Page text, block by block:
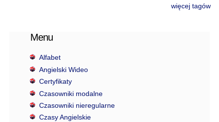
więcej tagów
Menu
Alfabet
Angielski Wideo
Certyfikaty
Czasowniki modalne
Czasowniki nieregularne
Czasy Angielskie